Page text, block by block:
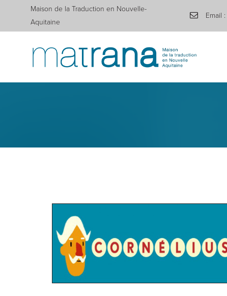
Maison de la Traduction en Nouvelle-
Aquitaine
Email :